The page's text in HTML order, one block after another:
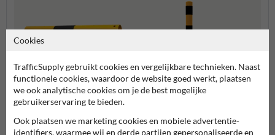
Balustrades en
Rampalen
Cookies
TrafficSupply gebruikt cookies en vergelijkbare technieken. Naast
functionele cookies, waardoor de website goed werkt, plaatsen
we ook analytische cookies om je de best mogelijke
gebruikerservaring te bieden.
Ook plaatsen we marketing cookies en mobiele advertentie-
identifiers, waarmee wij en derde partijen gepersonaliseerde en